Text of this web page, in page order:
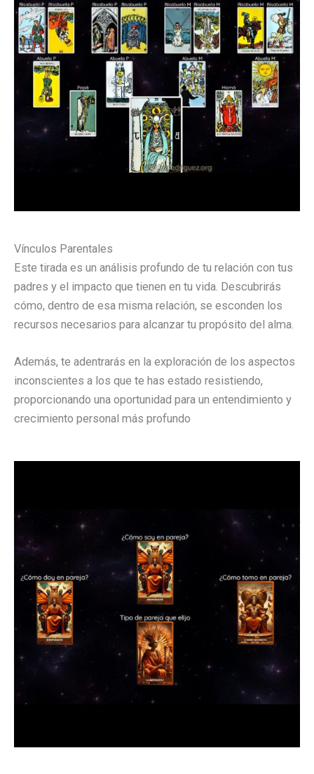
Vínculos Parentales
Este tirada es un análisis profundo de tu relación con tus
padres y el impacto que tienen en tu vida. Descubrirás
cómo, dentro de esa misma relación, se esconden los
recursos necesarios para alcanzar tu propósito del alma.
Además, te adentrarás en la exploración de los aspectos
inconscientes a los que te has estado resistiendo,
proporcionando una oportunidad para un entendimiento y
crecimiento personal más profundo